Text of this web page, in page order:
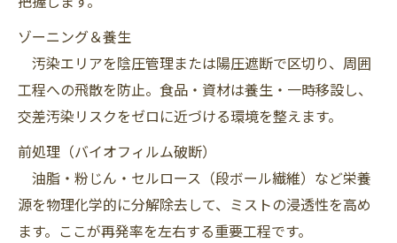
ゾーニング＆養生
汚染エリアを陰圧管理または陽圧遮断で区切り、周囲
工程への飛散を防止。食品・資材は養生・一時移設し、
交差汚染リスクをゼロに近づける環境を整えます。
前処理（バイオフィルム破断）
油脂・粉じん・セルロース（段ボール繊維）など栄養
源を物理化学的に分解除去して、ミストの浸透性を高め
ます。ここが再発率を左右する重要工程です。